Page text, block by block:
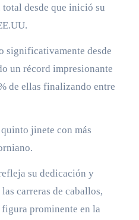
desde que inició su
significativamente desde
un récord impresionante
de ellas finalizando entre
jinete con más
su dedicación y
carreras de caballos,
prominente en la